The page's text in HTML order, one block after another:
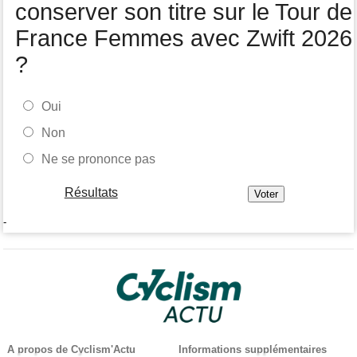
conserver son titre sur le Tour de
France Femmes avec Zwift 2026
?
Oui
Non
Ne se prononce pas
Résultats
-
A propos de Cyclism'Actu Informations supplémentaires